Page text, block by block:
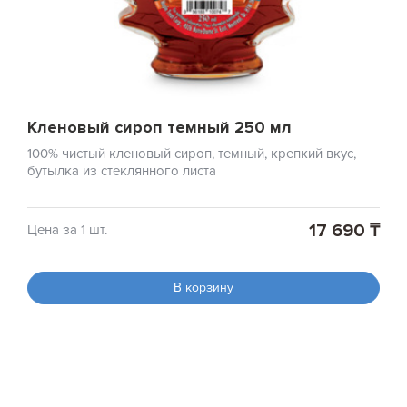
Кленовый сироп темный 250 мл
100% чистый кленовый сироп, темный, крепкий вкус,
бутылка из стеклянного листа
Цена за 1 шт. 17 690 ₸
В корзину